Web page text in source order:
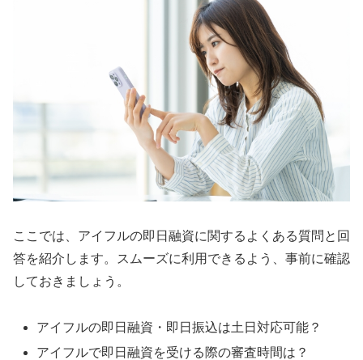
ここでは、アイフルの即日融資に関するよくある質問と回
答を紹介します。スムーズに利用できるよう、事前に確認
しておきましょう。
アイフルの即日融資・即日振込は土日対応可能？
アイフルで即日融資を受ける際の審査時間は？